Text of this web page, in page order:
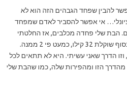
להבין שפחד הגבהים הזה הוא לא
אי אפשר להסביר לאדם שמפחד
הבת שלי פחדה מכלבים, אז החלטתי
להביא לה הביתה כלבה גורה שבסוף שוקלת 32 קילו, כמעט פי 2 ממנה.
הדרך שאני עשיתי. היא לא תתאים לכל
מהדרך הזו ומהפירות שלה, כמו שהבת שלי